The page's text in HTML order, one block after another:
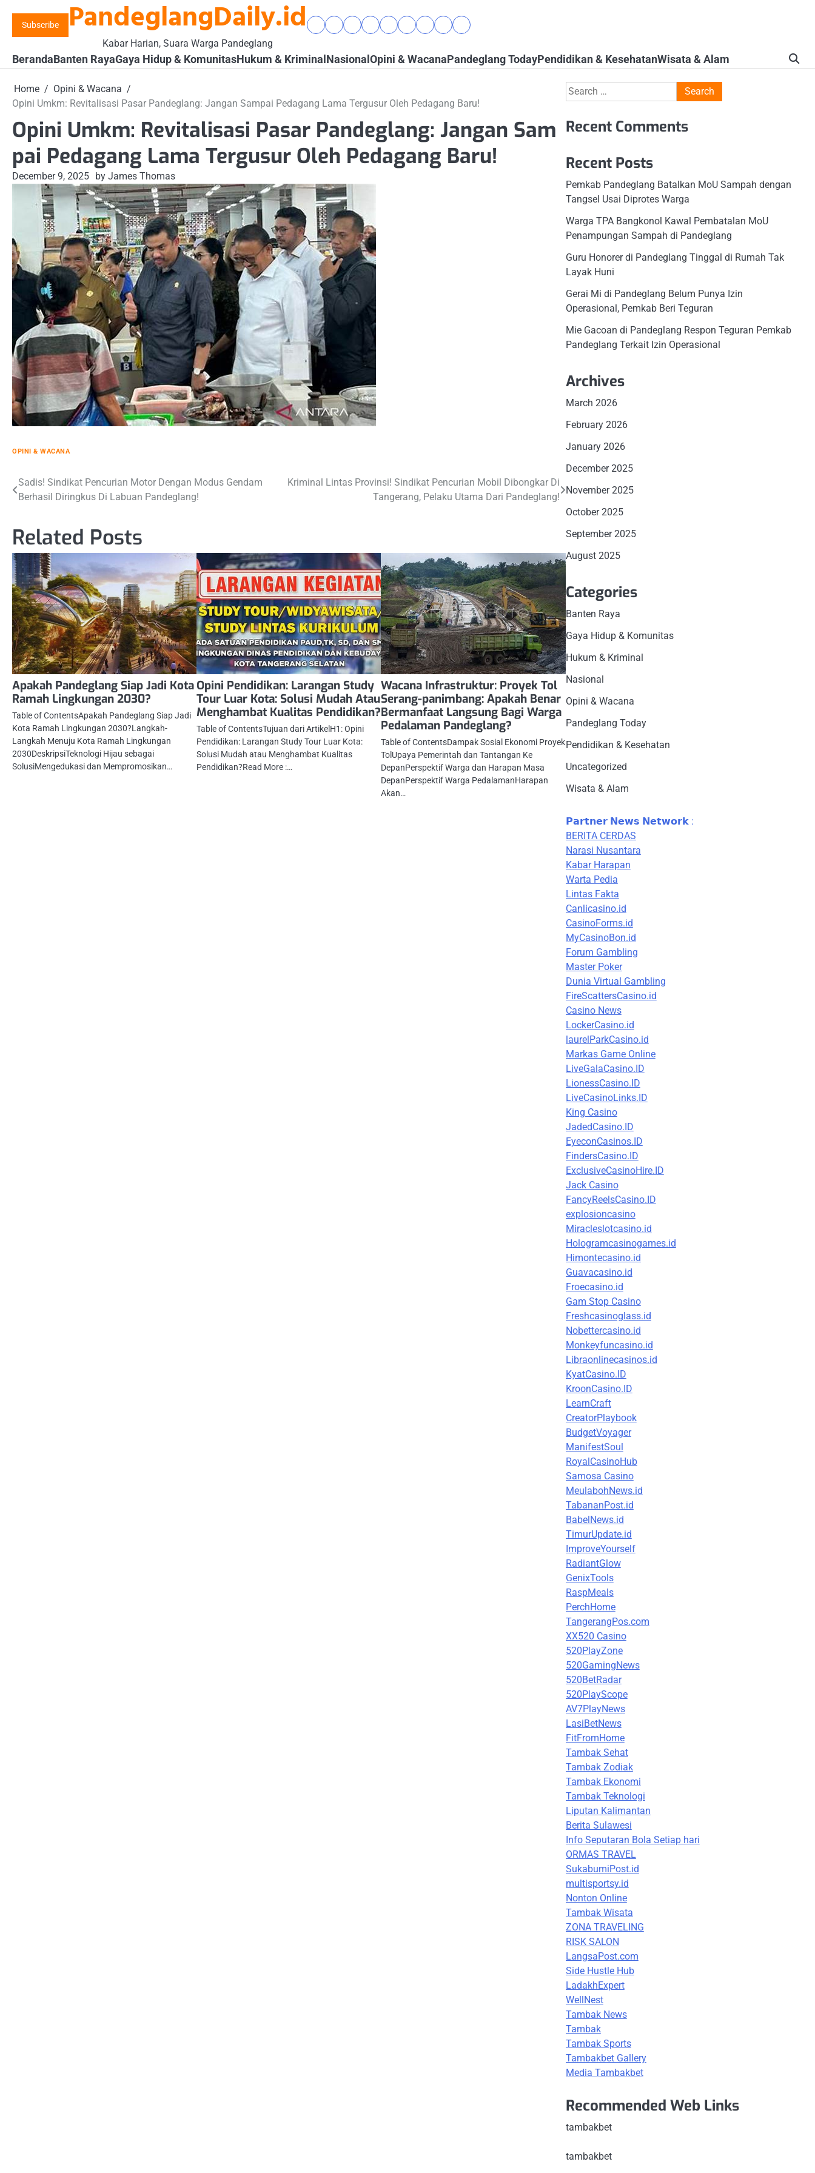
content
Subscribe PandeglangDaily.id
Kabar Harian, Suara Warga Pandeglang
BerandaBantenGaya
Komunitas
Hukum
Kriminal
Nasional
Opini
PandeglangPendidikan
Kesehatan
Wisata
Alam
BerandaBanten RayaGaya Hidup & KomunitasHukum & KriminalNasionalOpini & WacanaPandeglang TodayPendidikan & KesehatanWisata & Alam
Home
Opini & Wacana
Opini Umkm: Revitalisasi Pasar Pandeglang: Jangan Sampai Pedagang Lama Tergusur Oleh Pedagang Baru!
Opini Umkm: Revitalisasi Pasar Pandeglang: Jangan Sam
pai Pedagang Lama Tergusur Oleh Pedagang Baru!
December 9, 2025 by James Thomas
OPINI & WACANA
Post
navigation
Sadis! Sindikat Pencurian Motor Dengan Modus Gendam
Berhasil Diringkus Di Labuan Pandeglang!
Kriminal Lintas Provinsi! Sindikat Pencurian Mobil Dibongkar Di
Tangerang, Pelaku Utama Dari Pandeglang!
Related Posts
Apakah Pandeglang Siap Jadi Kota
Ramah Lingkungan 2030?
Table of ContentsApakah Pandeglang Siap Jadi
Kota Ramah Lingkungan 2030?Langkah-
Langkah Menuju Kota Ramah Lingkungan
2030DeskripsiTeknologi Hijau sebagai
SolusiMengedukasi dan Mempromosikan…
Opini Pendidikan: Larangan Study
Tour Luar Kota: Solusi Mudah Atau
Menghambat Kualitas Pendidikan?
Table of ContentsTujuan dari ArtikelH1: Opini
Pendidikan: Larangan Study Tour Luar Kota:
Solusi Mudah atau Menghambat Kualitas
Pendidikan?Read More :…
Wacana Infrastruktur: Proyek Tol
Serang-panimbang: Apakah Benar
Bermanfaat Langsung Bagi Warga
Pedalaman Pandeglang?
Table of ContentsDampak Sosial Ekonomi Proyek
TolUpaya Pemerintah dan Tantangan Ke
DepanPerspektif Warga dan Harapan Masa
DepanPerspektif Warga PedalamanHarapan
Akan…
Search
for:
Recent Comments
Recent Posts
Pemkab Pandeglang Batalkan MoU Sampah dengan
Tangsel Usai Diprotes Warga
Warga TPA Bangkonol Kawal Pembatalan MoU
Penampungan Sampah di Pandeglang
Guru Honorer di Pandeglang Tinggal di Rumah Tak
Layak Huni
Gerai Mi di Pandeglang Belum Punya Izin
Operasional, Pemkab Beri Teguran
Mie Gacoan di Pandeglang Respon Teguran Pemkab
Pandeglang Terkait Izin Operasional
Archives
March 2026
February 2026
January 2026
December 2025
November 2025
October 2025
September 2025
August 2025
Categories
Banten Raya
Gaya Hidup & Komunitas
Hukum & Kriminal
Nasional
Opini & Wacana
Pandeglang Today
Pendidikan & Kesehatan
Uncategorized
Wisata & Alam
𝗣𝗮𝗿𝘁𝗻𝗲𝗿 𝗡𝗲𝘄𝘀 𝗡𝗲𝘁𝘄𝗼𝗿𝗸 :
BERITA CERDAS
Narasi Nusantara
Kabar Harapan
Warta Pedia
Lintas Fakta
Canlicasino.id
CasinoForms.id
MyCasinoBon.id
Forum Gambling
Master Poker
Dunia Virtual Gambling
FireScattersCasino.id
Casino News
LockerCasino.id
laurelParkCasino.id
Markas Game Online
LiveGalaCasino.ID
LionessCasino.ID
LiveCasinoLinks.ID
King Casino
JadedCasino.ID
EyeconCasinos.ID
FindersCasino.ID
ExclusiveCasinoHire.ID
Jack Casino
FancyReelsCasino.ID
explosioncasino
Miracleslotcasino.id
Hologramcasinogames.id
Himontecasino.id
Guavacasino.id
Froecasino.id
Gam Stop Casino
Freshcasinoglass.id
Nobettercasino.id
Monkeyfuncasino.id
Libraonlinecasinos.id
KyatCasino.ID
KroonCasino.ID
LearnCraft
CreatorPlaybook
BudgetVoyager
ManifestSoul
RoyalCasinoHub
Samosa Casino
MeulabohNews.id
TabananPost.id
BabelNews.id
TimurUpdate.id
ImproveYourself
RadiantGlow
GenixTools
RaspMeals
PerchHome
TangerangPos.com
XX520 Casino
520PlayZone
520GamingNews
520BetRadar
520PlayScope
AV7PlayNews
LasiBetNews
FitFromHome
Tambak Sehat
Tambak Zodiak
Tambak Ekonomi
Tambak Teknologi
Liputan Kalimantan
Berita Sulawesi
Info Seputaran Bola Setiap hari
ORMAS TRAVEL
SukabumiPost.id
multisportsy.id
Nonton Online
Tambak Wisata
ZONA TRAVELING
RISK SALON
LangsaPost.com
Side Hustle Hub
LadakhExpert
WellNest
Tambak News
Tambak
Tambak Sports
Tambakbet Gallery
Media Tambakbet
Recommended Web Links
tambakbet
tambakbet